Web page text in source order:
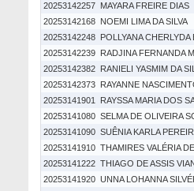
20253142257 MAYARA FREIRE DIAS
20253142168 NOEMI LIMA DA SILVA
20253142248 POLLYANA
20253142239 RADJINA FERNANDA
20253142382 RANIELI YASMIM DA
20253142373 RAYANNE
20253141901
RAYSSA MARIA DOS
20253141080 SELMA DE OLIVEIRA
20253141090 SUÊNIA KARLA
20253141910 THAMIRES VALÉRIA
20253141222 THIAGO DE ASSIS
20253141920 UNNA LOHANNA